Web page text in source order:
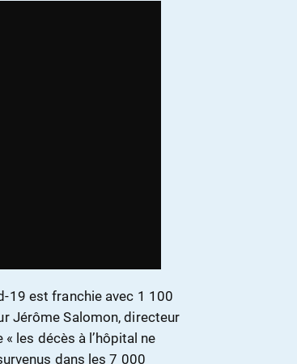
19 est franchie avec 1 100
Jérôme Salomon, directeur
les décès à l’hôpital ne
dans les 7 000